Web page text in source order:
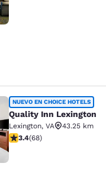
Lexington
NUEVO EN CHOICE HOTELS
Quality Inn Lexington
Lexington, VA
43.25 km
calificación de 3.38
3.4(68)